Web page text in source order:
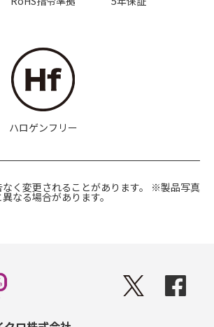
ハロゲンフリー
く変更されることがあります。 ※製品写真
なる場合があります。